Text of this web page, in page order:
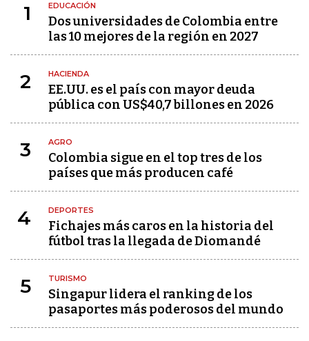
1 EDUCACIÓN
Dos universidades de Colombia entre
las 10 mejores de la región en 2027
2 HACIENDA
EE.UU. es el país con mayor deuda
pública con US$40,7 billones en 2026
3 AGRO
Colombia sigue en el top tres de los
países que más producen café
4 DEPORTES
Fichajes más caros en la historia del
fútbol tras la llegada de Diomandé
5 TURISMO
Singapur lidera el ranking de los
pasaportes más poderosos del mundo